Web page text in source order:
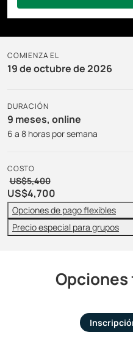
COMIENZA EL
19 de octubre de 2026
DURACIÓN
9 meses, online
6 a 8 horas por semana
COSTO
US$5,400
US$4,700
Opciones de pago flexibles
Precio especial para grupos